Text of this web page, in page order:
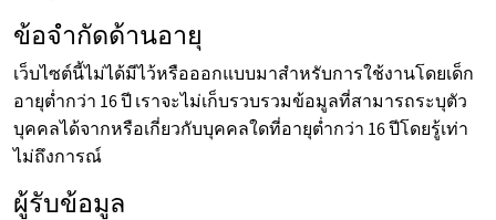
ข้อจำกัดด้านอายุ
เว็บไซต์นี้ไม่ได้มีไว้หรือออกแบบมาสำหรับการใช้งานโดยเด็ก
อายุต่ำกว่า 16 ปี เราจะไม่เก็บรวบรวมข้อมูลที่สามารถระบุตัว
บุคคลได้จากหรือเกี่ยวกับบุคคลใดที่อายุต่ำกว่า 16 ปีโดยรู้เท่า
ไม่ถึงการณ์
ผู้รับข้อมูล